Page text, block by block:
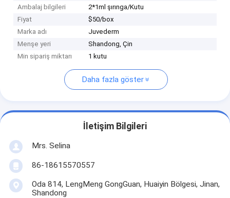
Ambalaj bilgileri
2*1ml şırınga/Kutu
Fiyat
$50/box
Marka adı
Juvederm
Menşe yeri
Shandong, Çin
Min sipariş miktarı
1 kutu
Daha fazla göster
İletişim Bilgileri
Mrs. Selina
86-18615570557
Oda 814, LengMeng GongGuan, Huaiyin Bölgesi, Jinan,
Shandong